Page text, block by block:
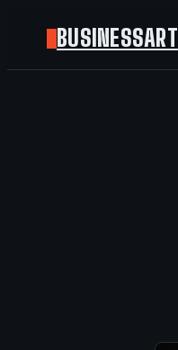
BUSINESSART